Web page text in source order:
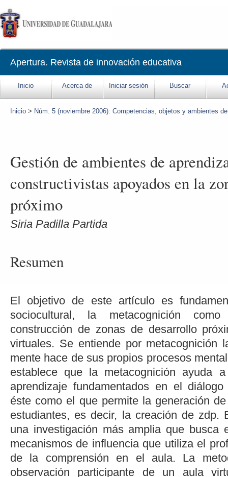
Inicio Acerca de Iniciar sesión Buscar
Inicio > Núm. 5 (noviembre 2006): Competencias, objetos y ambientes
Gestión de ambientes de
constructivistas apoyados en la
próximo
Siria Padilla Partida
Resumen
El objetivo de este artículo es
sociocultural, la metacognición
construcción de zonas de desarrollo
virtuales. Se entiende por metacognición
mente hace de sus propios procesos
establece que la metacognición ayuda
aprendizaje fundamentados en el
éste como el que permite la generación
estudiantes, es decir, la creación de zdp.
una investigación más amplia que busca
mecanismos de influencia que utiliza el
de la comprensión en el aula. La
observación participante de un aula